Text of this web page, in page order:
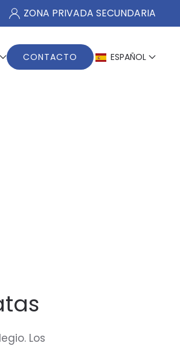
ZONA PRIVADA SECUNDARIA
CONTACTO ESPAÑOL
Los